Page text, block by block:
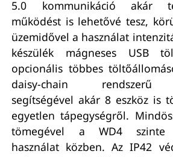
5.0 kommunikáció akár
működést is lehetővé tesz,
üzemidővel a használat
készülék mágneses USB
opcionális többes
daisy-chain rendszerű
segítségével akár 8 eszköz is
egyetlen tápegységről.
tömegével a WD4 szinte
használat közben. Az IP42